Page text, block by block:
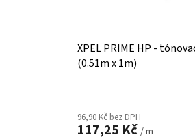
XPEL PRIME HP -
(0.51m x 1m)
96,90 Kč bez DPH
117,25 Kč / m